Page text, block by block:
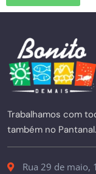
Trabalhamos com
também no Pantanal.
Rua 29 de maio,